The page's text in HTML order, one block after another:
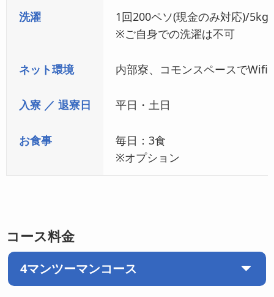
洗濯
1回200ペソ(現金のみ対応)/5kg
※ご自身での洗濯は不可
ネット環境 内部寮、コモンスペースでWifi
入寮 ／ 退寮日 平日・土日
お食事
毎日：3食
※オプション
コース料金
4マンツーマンコース